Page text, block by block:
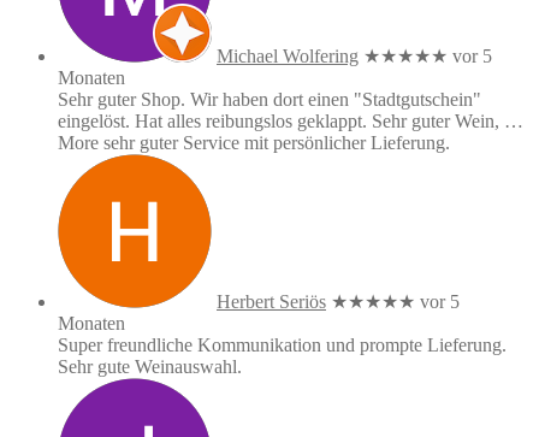
Michael Wolfering ★★★★★ vor 5
Monaten
Sehr guter Shop. Wir haben dort einen "Stadtgutschein"
eingelöst. Hat alles reibungslos geklappt. Sehr guter Wein, …
More sehr guter Service mit persönlicher Lieferung.
Herbert Seriös ★★★★★ vor 5
Monaten
Super freundliche Kommunikation und prompte Lieferung.
Sehr gute Weinauswahl.